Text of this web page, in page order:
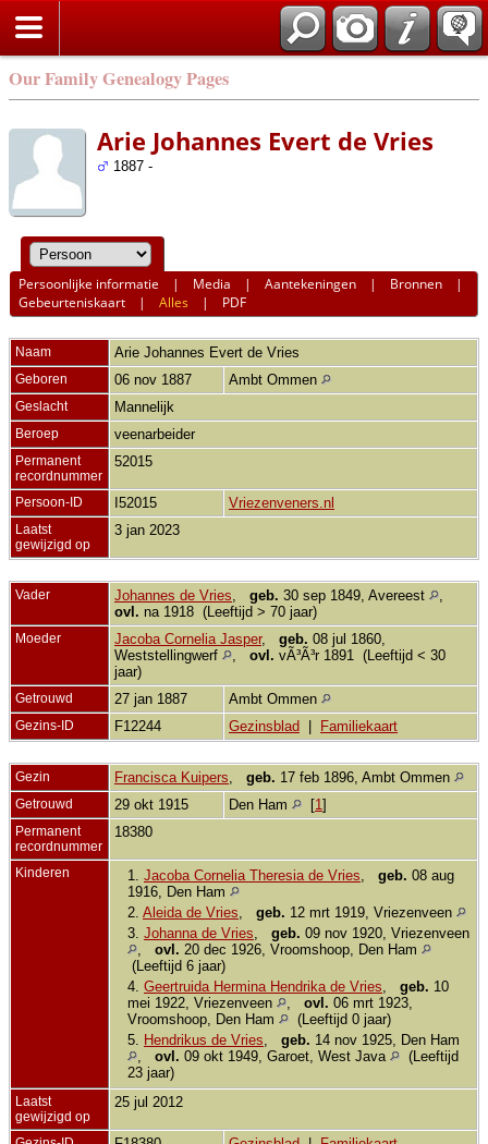
Our Family Genealogy Pages
Arie Johannes Evert de Vries
1887 -
Persoonlijke informatie | Media |Aantekeningen | Bronnen |
Gebeurteniskaart |Alles | PDF
Naam Arie Johannes Evert de Vries
Geboren 06 nov 1887 Ambt Ommen
Geslacht Mannelijk
Beroep veenarbeider
Permanent
recordnummer
52015
Persoon-ID I52015 Vriezenveners.nl
Laatst
gewijzigd op
3 jan 2023
Vader Johannes de Vries geb. 30 sep 1849, Avereest
ovl. na 1918 (Leeftijd > 70 jaar)
Moeder Jacoba Cornelia Jasper, geb. 08 jul 1860,
Weststellingwerf
ovl. vÃ³Ã³r 1891 (Leeftijd < 30
jaar)
Getrouwd 27 jan 1887 Ambt Ommen
Gezins-ID F12244 Gezinsblad Familiekaart
Gezin Francisca Kuipers geb. 17 feb 1896, Ambt Ommen
Getrouwd 29 okt 1915 Den Ham [1 ]
Permanent
recordnummer
18380
Kinderen 1. Jacoba Cornelia Theresia de Vries geb. 08 aug
1916, Den Ham
2. Aleida de Vries geb. 12 mrt 1919, Vriezenveen
3. Johanna de Vries geb. 09 nov 1920, Vriezenveen
ovl. 20 dec 1926, Vroomshoop, Den Ham
(Leeftijd 6 jaar)
4. Geertruida Hermina Hendrika de Vries geb. 10
mei 1922, Vriezenveen
ovl. 06 mrt 1923,
Vroomshoop, Den Ham
(Leeftijd 0 jaar)
5.
Hendrikus de Vries geb. 14 nov 1925, Den Ham
ovl. 09 okt 1949, Garoet, West Java
(Leeftijd
23 jaar)
Laatst
gewijzigd op
25 jul 2012